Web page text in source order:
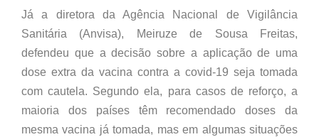
Já a diretora da Agência Nacional de Vigilância
Sanitária (Anvisa), Meiruze de Sousa Freitas,
defendeu que a decisão sobre a aplicação de uma
dose extra da vacina contra a covid-19 seja tomada
com cautela. Segundo ela, para casos de reforço, a
maioria dos países têm recomendado doses da
mesma vacina já tomada, mas em algumas situações